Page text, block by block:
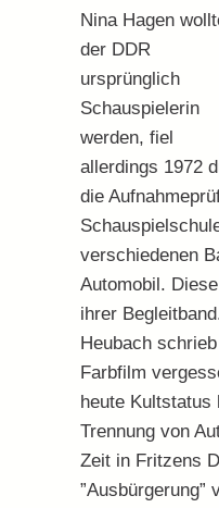
Nina Hagen
der DDR
ursprünglich
Schauspielerin
werden, fiel
allerdings 1972
die
verschiedenen
Automobil.
ihrer
Heubach
Farbfilm
heute Kultstatus
Trennung von
Zeit in Fritzens
”Ausbürgerung”